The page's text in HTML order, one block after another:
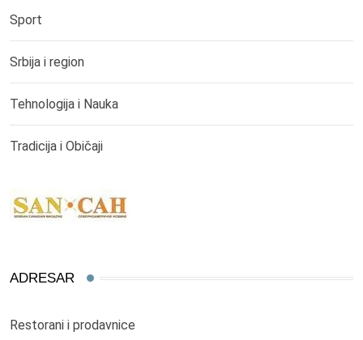
Sport
Srbija i region
Tehnologija i Nauka
Tradicija i Običaji
ADRESAR
Restorani i prodavnice